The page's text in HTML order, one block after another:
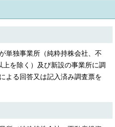
単独事業所（純粋持株会社、不
を除く）及び新設の事業所に調
よる回答又は記入済み調査票を